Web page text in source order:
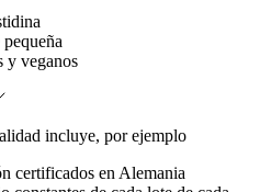
y veganos
incluye, por ejemplo
certificados en Alemania